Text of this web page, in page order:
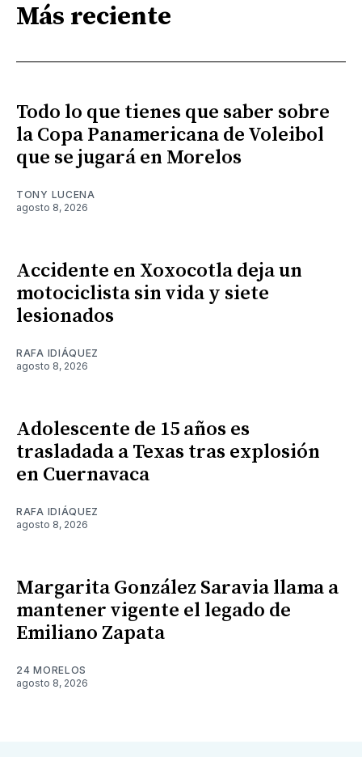
Más reciente
Todo lo que tienes que saber sobre
la Copa Panamericana de Voleibol
que se jugará en Morelos
TONY LUCENA
agosto 8, 2026
Accidente en Xoxocotla deja un
motociclista sin vida y siete
lesionados
RAFA IDIÁQUEZ
agosto 8, 2026
Adolescente de 15 años es
trasladada a Texas tras explosión
en Cuernavaca
RAFA IDIÁQUEZ
agosto 8, 2026
Margarita González Saravia llama a
mantener vigente el legado de
Emiliano Zapata
24 MORELOS
agosto 8, 2026